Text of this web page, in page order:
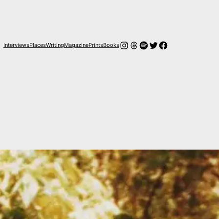
InterviewsPlacesWritingMagazinePrintsBooksInstagram
Hilos
Spotify
Twitter
Facebook